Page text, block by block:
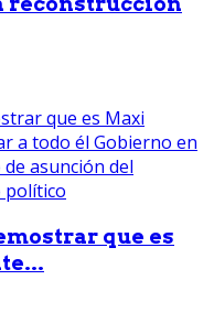
que es